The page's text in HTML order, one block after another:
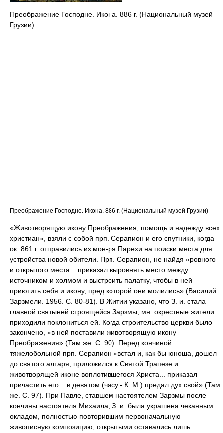
Преображение Господне. Икона. 886 г. (Национальный музей
Грузии)
Преображение Господне. Икона. 886 г. (Национальный музей Грузии)
«Животворящую икону Преображения, помощь и надежду всех
христиан», взяли с собой прп. Серапион и его спутники, когда
ок. 861 г. отправились из мон-ря Парехи на поиски места для
устройства новой обители. Прп. Серапион, не найдя «ровного
и открытого места... приказал выровнять место между
источником и холмом и выстроить палатку, чтобы в ней
приютить себя и икону, пред которой они молились» (Василий
Зарзмели. 1956. С. 80-81). В Житии указано, что З. и. стала
главной святыней строящейся Зарзмы, мн. окрестные жители
приходили поклониться ей. Когда строительство церкви было
закончено, «в ней поставили животворящую икону
Преображения» (Там же. С. 90). Перед кончиной
тяжелобольной прп. Серапион «встал и, как бы юноша, дошел
до святого алтаря, приложился к Святой Трапезе и
животворящей иконе воплотившегося Христа... приказал
причастить его... в девятом (часу.- К. М.) предал дух свой» (Там
же. С. 97). При Павле, ставшем настоятелем Зарзмы после
кончины настоятеля Михаила, З. и. была украшена чеканным
окладом, полностью повторившим первоначальную
живописную композицию, открытыми оставались лишь